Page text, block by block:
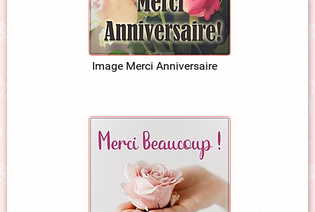
Image Merci Anniversaire